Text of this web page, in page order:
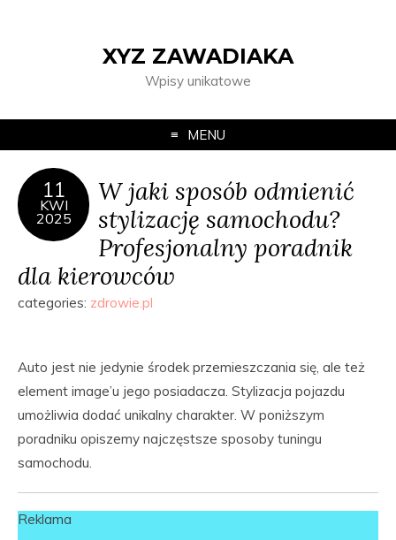
XYZ ZAWADIAKA
Wpisy unikatowe
MENU
11
KWI
2025
W jaki sposób odmienić
stylizację samochodu?
Profesjonalny poradnik
dla kierowców
categories: zdrowie.pl
Auto jest nie jedynie środek przemieszczania się, ale też
element image’u jego posiadacza. Stylizacja pojazdu
umożliwia dodać unikalny charakter. W poniższym
poradniku opiszemy najczęstsze sposoby tuningu
samochodu.
Reklama